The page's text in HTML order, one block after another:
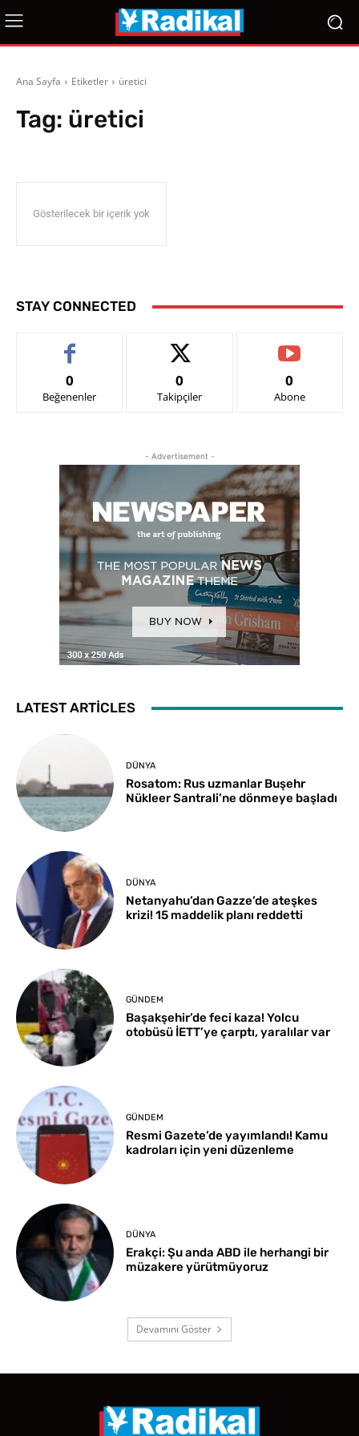
Ana Sayfa Etiketler üretici
Tag: üretici
Gösterilecek bir içerik yok
STAY CONNECTED
0
Beğenenler
0
Takipçiler
0
Abone
- Advertisement -
LATEST ARTICLES
DÜNYA
Rosatom: Rus uzmanlar Buşehr
Nükleer Santrali’ne dönmeye başladı
DÜNYA
Netanyahu’dan Gazze’de ateşkes
krizi! 15 maddelik planı reddetti
GÜNDEM
Başakşehir’de feci kaza! Yolcu
otobüsü İETT’ye çarptı, yaralılar var
GÜNDEM
Resmi Gazete’de yayımlandı! Kamu
kadroları için yeni düzenleme
DÜNYA
Erakçi: Şu anda ABD ile herhangi bir
müzakere yürütmüyoruz
Devamını Göster